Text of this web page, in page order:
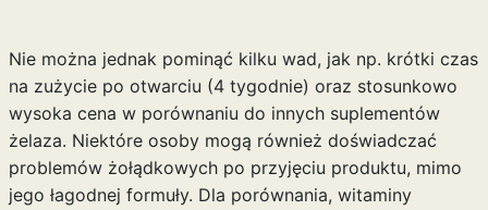
Nie można jednak pominąć kilku wad, jak np. krótki czas
na zużycie po otwarciu (4 tygodnie) oraz stosunkowo
wysoka cena w porównaniu do innych suplementów
żelaza. Niektóre osoby mogą również doświadczać
problemów żołądkowych po przyjęciu produktu, mimo
jego łagodnej formuły. Dla porównania, witaminy